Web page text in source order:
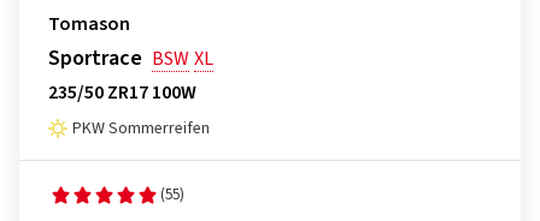
Tomason
Sportrace BSWXL
235/50 ZR17 100W
PKW Sommerreifen
(55)